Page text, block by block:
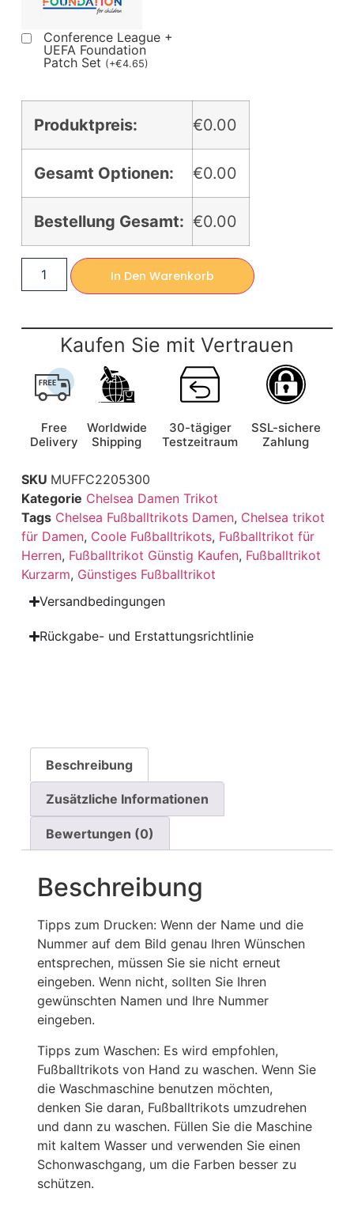
Conference League +
UEFA Foundation
Patch Set (+€4.65)
Produktpreis: €0.00
Gesamt Optionen: €0.00
Bestellung Gesamt: €0.00
In Den Warenkorb
Kaufen Sie mit Vertrauen
Free
Delivery
Worldwide
Shipping
30-tägiger
Testzeitraum
SSL-sichere
Zahlung
SKU MUFFC2205300
Kategorie Chelsea Damen Trikot
Tags Chelsea Fußballtrikots Damen, Chelsea trikot
für Damen, Coole Fußballtrikots, Fußballtrikot für
Herren, Fußballtrikot Günstig Kaufen, Fußballtrikot
Kurzarm, Günstiges Fußballtrikot
Versandbedingungen
Rückgabe- und Erstattungsrichtlinie
Beschreibung
Zusätzliche Informationen
Bewertungen (0)
Beschreibung
Tipps zum Drucken: Wenn der Name und die
Nummer auf dem Bild genau Ihren Wünschen
entsprechen, müssen Sie sie nicht erneut
eingeben. Wenn nicht, sollten Sie Ihren
gewünschten Namen und Ihre Nummer
eingeben.
Tipps zum Waschen: Es wird empfohlen,
Fußballtrikots von Hand zu waschen. Wenn Sie
die Waschmaschine benutzen möchten,
denken Sie daran, Fußballtrikots umzudrehen
und dann zu waschen. Füllen Sie die Maschine
mit kaltem Wasser und verwenden Sie einen
Schonwaschgang, um die Farben besser zu
schützen.